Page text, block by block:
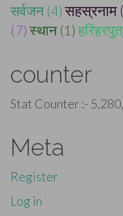
सर्वजन (4) सहस्रनाम
(7) स्थान (1)
counter
Stat Counter :-
Meta
Register
Log in